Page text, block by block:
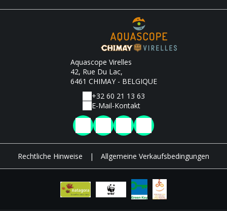
Aquascope Virelles
42, Rue Du Lac,
6461 CHIMAY - BELGIQUE
+32 60 21 13 63
E-Mail-Kontakt
Rechtliche Hinweise | Allgemeine Verkaufsbedingungen